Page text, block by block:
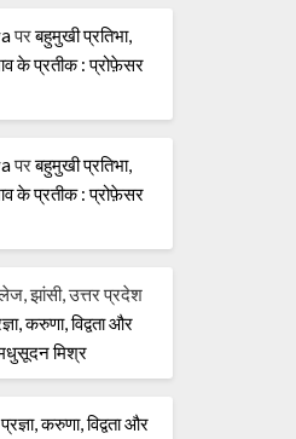
परबहुमुखी प्रतिभा,
के प्रतीक : प्रोफ़ेसर
परबहुमुखी प्रतिभा,
के प्रतीक : प्रोफ़ेसर
झांसी, उत्तर प्रदेश
करुणा, विद्वता और
मिश्र
करुणा, विद्वता और